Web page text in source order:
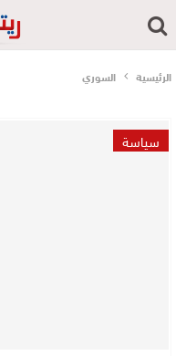
الرئيسية السوري
سياسة